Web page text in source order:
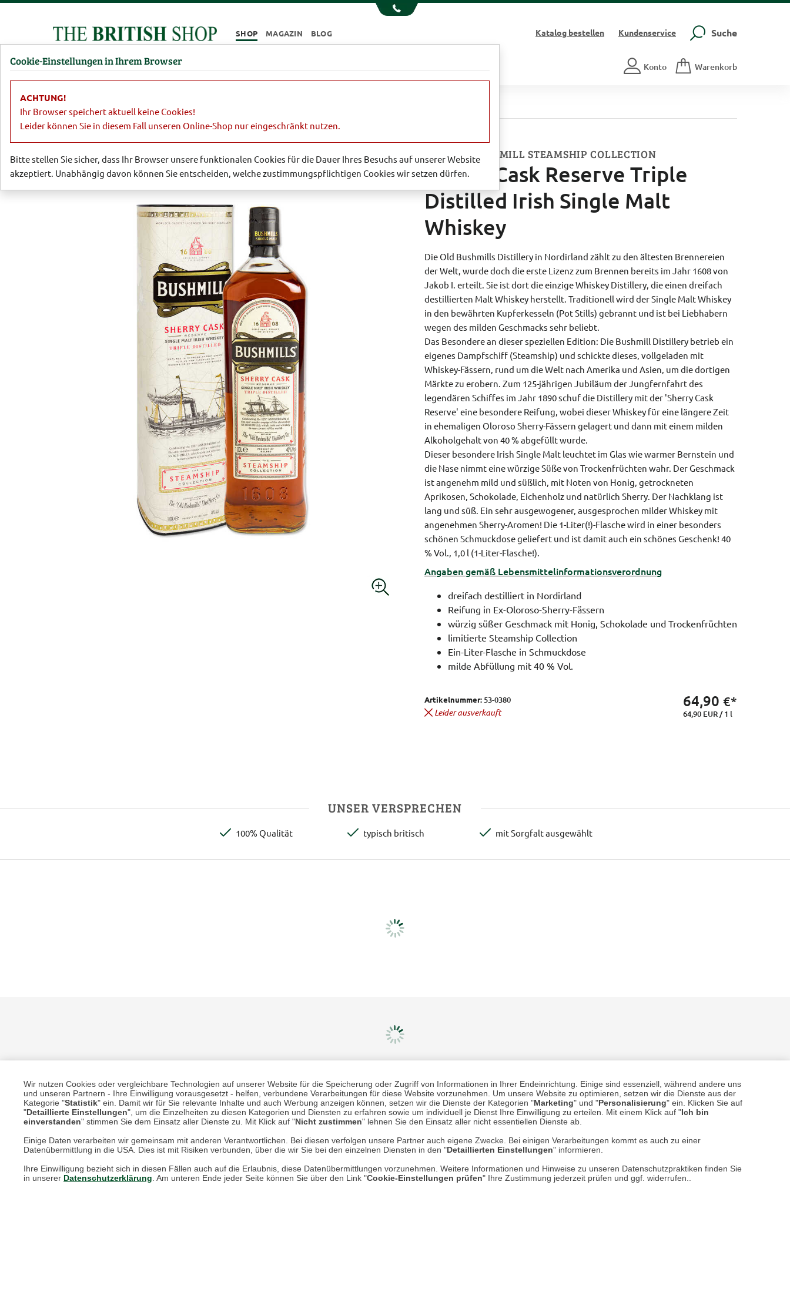
Wir nutzen Cookies oder vergleichbare Technologien auf unserer Website für die Speicherung oder Zugriff von Informationen in Ihrer Endeinrichtung. Einige sind essenziell, während andere uns
und unseren Partnern - Ihre Einwilligung vorausgesetzt - helfen, verbundene Verarbeitungen für diese Website vorzunehmen. Um unsere Website zu optimieren, setzen wir die Dienste aus der
Kategorie "Statistik" ein. Damit wir für Sie relevante Inhalte und auch Werbung anzeigen können, setzen wir die Dienste der Kategorien "Marketing" und "Personalisierung" ein. Klicken Sie auf
"Detaillierte Einstellungen", um die Einzelheiten zu diesen Kategorien und Diensten zu erfahren sowie um individuell je Dienst Ihre Einwilligung zu erteilen. Mit einem Klick auf "Ich bin
einverstanden" stimmen Sie dem Einsatz aller Dienste zu. Mit Klick auf "Nicht zustimmen" lehnen Sie den Einsatz aller nicht essentiellen Dienste ab.
Einige Daten verarbeiten wir gemeinsam mit anderen Verantwortlichen. Bei diesen verfolgen unsere Partner auch eigene Zwecke. Bei einigen Verarbeitungen kommt es auch zu einer
Datenübermittlung in die USA. Dies ist mit Risiken verbunden, über die wir Sie bei den einzelnen Diensten in den "Detaillierten Einstellungen" informieren.
Ihre Einwilligung bezieht sich in diesen Fällen auch auf die Erlaubnis, diese Datenübermittlungen vorzunehmen. Weitere Informationen und Hinweise zu unseren Datenschutzpraktiken finden Sie
in unserer Datenschutzerklärung. Am unteren Ende jeder Seite können Sie über den Link "Cookie-Einstellungen prüfen" Ihre Zustimmung jederzeit prüfen und ggf. widerrufen..
SHOP MAGAZIN BLOG Katalogbestellen Kundenservice Suche
Damen Herren Barbour Parfümerie Konto Warenkorb
AUS DER BUSHMILL STEAMSHIP COLLECTION
Sherry Cask Reserve Triple
Distilled Irish Single Malt
Whiskey
Die Old Bushmills Distillery in Nordirland zählt zu den ältesten Brennereien
der Welt, wurde doch die erste Lizenz zum Brennen bereits im Jahr 1608 von
Jakob I. erteilt. Sie ist dort die einzige Whiskey Distillery, die einen dreifach
destillierten Malt Whiskey herstellt. Traditionell wird der Single Malt Whiskey
in den bewährten Kupferkesseln (Pot Stills) gebrannt und ist bei Liebhabern
wegen des milden Geschmacks sehr beliebt.
Das Besondere an dieser speziellen Edition: Die Bushmill Distillery betrieb ein
eigenes Dampfschiff (Steamship) und schickte dieses, vollgeladen mit
Whiskey-Fässern, rund um die Welt nach Amerika und Asien, um die dortigen
Märkte zu erobern. Zum 125-jährigen Jubiläum der Jungfernfahrt des
legendären Schiffes im Jahr 1890 schuf die Distillery mit der 'Sherry Cask
Reserve' eine besondere Reifung, wobei dieser Whiskey für eine längere Zeit
in ehemaligen Oloroso Sherry-Fässern gelagert und dann mit einem milden
Alkoholgehalt von 40 % abgefüllt wurde.
Dieser besondere Irish Single Malt leuchtet im Glas wie warmer Bernstein und
die Nase nimmt eine würzige Süße von Trockenfrüchten wahr. Der Geschmack
ist angenehm mild und süßlich, mit Noten von Honig, getrockneten
Aprikosen, Schokolade, Eichenholz und natürlich Sherry. Der Nachklang ist
lang und süß. Ein sehr ausgewogener, ausgesprochen milder Whiskey mit
angenehmen Sherry-Aromen! Die 1-Liter(!)-Flasche wird in einer besonders
schönen Schmuckdose geliefert und ist damit auch ein schönes Geschenk! 40
% Vol., 1,0 l (1-Liter-Flasche!).
Angaben gemäß Lebensmittel­informations­verordnung
dreifach destilliert in Nordirland
Reifung in Ex-Oloroso-Sherry-Fässern
würzig süßer Geschmack mit Honig, Schokolade und Trockenfrüchten
limitierte Steamship Collection
Ein-Liter-Flasche in Schmuckdose
milde Abfüllung mit 40 % Vol.
Artikelnummer:53-0380
Leider ausverkauft
64,90 €*
64,90 EUR / 1 l
UNSER VERSPRECHEN
100% Qualität typisch britisch mit Sorgfalt ausgewählt
Unsere Services für Sie
Online Magazin
Newsletter-Archiv
Größenberater
Mehr erfahren
Über uns
AGB
Datenschutz
UnsereVersand- und Zahlungsarten
Cookie-Einstellungen in Ihrem Browser
ACHTUNG!
Ihr Browser speichert aktuell keine Cookies!
Leider können Sie in diesem Fall unseren Online-Shop nur eingeschränkt nutzen.
Bitte stellen Sie sicher, dass Ihr Browser unsere funktionalen Cookies für die Dauer Ihres Besuchs auf unserer Website
akzeptiert. Unabhängig davon können Sie entscheiden, welche zustimmungspflichtigen Cookies wir setzen dürfen.